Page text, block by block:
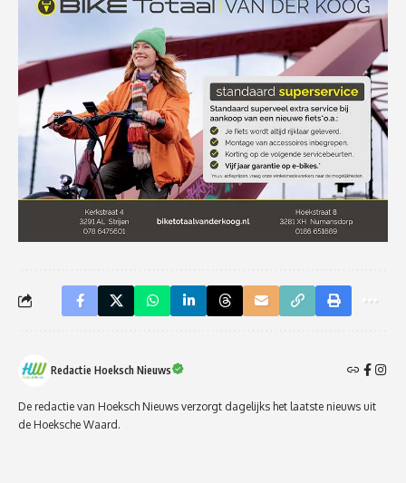
Redactie Hoeksch Nieuws
De redactie van Hoeksch Nieuws verzorgt dagelijks het laatste nieuws uit
de Hoeksche Waard.